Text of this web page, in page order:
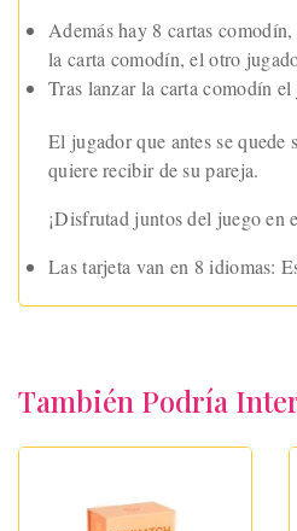
Además hay 8 cartas
la carta comodín, el otro
Tras lanzar la carta comodín
El jugador que antes se quede
quiere recibir de su pareja.
¡Disfrutad juntos del juego en
Las tarjeta van en 8 idiomas:
También Podría